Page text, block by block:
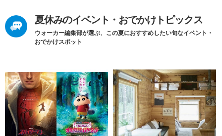
夏休みのイベント・おでかけトピックス
ウォーカー編集部が選ぶ、この夏におすすめしたい旬なイベント・
おでかけスポット